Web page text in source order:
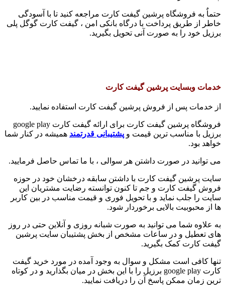
حتماٌ به فروشگاه پرشین گیفت کارت مراجعه کنید تا با آسودگی
خاطر از طریق پرداخت با درگاه بانکی امن ، گیفت کارت گوگل پلی
برزیل خود را به صورت آنی تحویل بگیرید.
خدمات وبسایت پرشین گیفت کارت
از خدمات پس از فروش پرشین گیفت کارت استفاده نمایید.
فروشگاه پرشین گیفت کارت برای ارائه گیفت کارت google play
برزیل با مناسب ترین قیمت و پشتیبانی قدرتمند همیشه در کنار شما
خواهد بود.
می توانید در صورت داشتن هر سوالی ، با ما تماس حاصل فرمایید.
سایت پرشین گیفت کارت با داشتن سابقه درخشان خود در حوزه
فروش گیفت کارت و جم تا کنون توانسته رضایت مشتریان این
سایت را جلب نماید و با تحویل فوری و قیمت مناسب در بین کاربر
ها از محبوبیت بالایی برخوردار شود.
به علاوه شما می توانید به صورت شبانه روزی و آنلاین حتی در روز
های تعطیل و در ساعات مشخص از بخش پشتیبان سایت پرشین
گیفت کارت کمک بگیرید.
تنها کافی است مشکل و سوال به وجود آمده در مورد خرید گیفت
کارت google play برزیل را با این بخش در میان بگذارید و در کوتاه
ترین زمان ممکن پاسخ آن را دریافت نمایید.